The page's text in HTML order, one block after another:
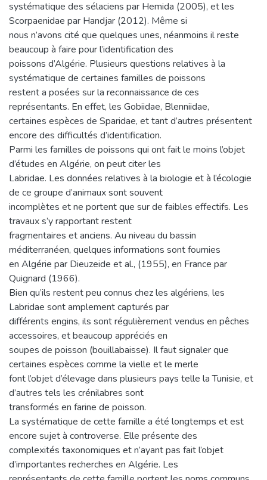
systématique des sélaciens par Hemida (2005), et les
Scorpaenidae par Handjar (2012). Même si
nous n’avons cité que quelques unes, néanmoins il reste
beaucoup à faire pour l’identification des
poissons d’Algérie. Plusieurs questions relatives à la
systématique de certaines familles de poissons
restent a posées sur la reconnaissance de ces
représentants. En effet, les Gobiidae, Blenniidae,
certaines espèces de Sparidae, et tant d’autres présentent
encore des difficultés d’identification.
Parmi les familles de poissons qui ont fait le moins l’objet
d’études en Algérie, on peut citer les
Labridae. Les données relatives à la biologie et à l’écologie
de ce groupe d’animaux sont souvent
incomplètes et ne portent que sur de faibles effectifs. Les
travaux s’y rapportant restent
fragmentaires et anciens. Au niveau du bassin
méditerranéen, quelques informations sont fournies
en Algérie par Dieuzeide et al., (1955), en France par
Quignard (1966).
Bien qu’ils restent peu connus chez les algériens, les
Labridae sont amplement capturés par
différents engins, ils sont régulièrement vendus en pêches
accessoires, et beaucoup appréciés en
soupes de poisson (bouillabaisse). Il faut signaler que
certaines espèces comme la vielle et le merle
font l’objet d’élevage dans plusieurs pays telle la Tunisie, et
d’autres tels les crénilabres sont
transformés en farine de poisson.
La systématique de cette famille a été longtemps et est
encore sujet à controverse. Elle présente des
complexités taxonomiques et n’ayant pas fait l’objet
d’importantes recherches en Algérie. Les